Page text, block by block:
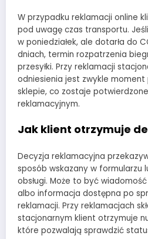
W przypadku reklamacji online
pod uwagę czas transportu.
w poniedziałek, ale dotarła do
dniach, termin rozpatrzenia
przesyłki. Przy reklamacji
odniesienia jest zwykle moment
sklepie, co zostaje
reklamacyjnym.
Jak klient otrzymuje
Decyzja reklamacyjna
sposób wskazany w formularzu
obsługi. Może to być
albo informacja dostępna po
reklamacji. Przy reklamacjach
stacjonarnym klient otrzymuje
które pozwalają sprawdzić